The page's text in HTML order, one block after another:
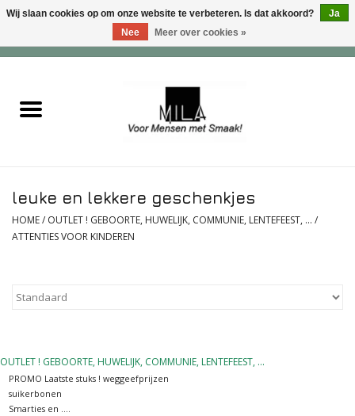
Zoet
Roomijs & gebak
OUTLET ! Geboorte,
huwelijk, communie,
leuke en lekkere geschenkjes
HOME/ OUTLET ! GEBOORTE, HUWELIJK, COMMUNIE, LENTEFEEST, ... /
ATTENTIES VOOR KINDEREN
OUTLET ! GEBOORTE, HUWELIJK, COMMUNIE, LENTEFEEST, ...
PROMO Laatste stuks ! weggeefprijzen
suikerbonen
Smarties en ....
Wij slaan cookies op om onze website te verbeteren. Is dat akkoord?
Ja
Nee
Meer over cookies »